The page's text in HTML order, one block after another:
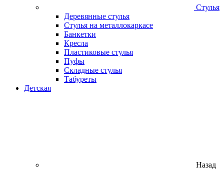
Стулья
Деревянные стулья
Стулья на металлокаркасе
Банкетки
Кресла
Пластиковые стулья
Пуфы
Складные стулья
Табуреты
Детская
Назад